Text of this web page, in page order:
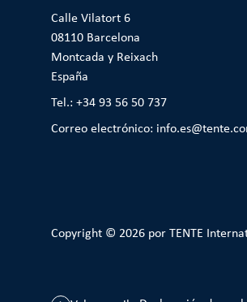
Calle Vilatort 6
08110 Barcelona
Montcada y Reixach
España
Tel.: +34 93 56 50 737
Correo electrónico:
Copyright © 2026 por TENTE